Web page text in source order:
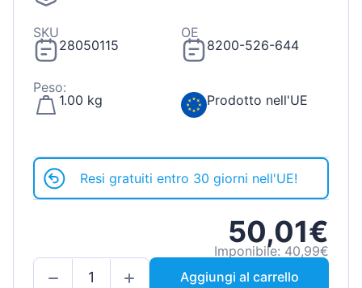
SKU
28050115
OE
8200-526-644
Peso:
1.00 kg
Prodotto nell'UE
Resi gratuiti entro 30 giorni nell'UE!
50,01€
Imponibile: 40,99€
Aggiungi al carrello